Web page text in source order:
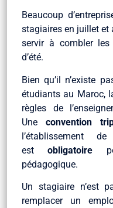
Beaucoup
stagiaires en juillet et
servir à combler
d’été.
Bien qu’il n’existe
étudiants au Maroc,
règles de
Une convention
l’établissement
estobligatoire
pédagogique.
Un stagiaire n’est
remplacer un